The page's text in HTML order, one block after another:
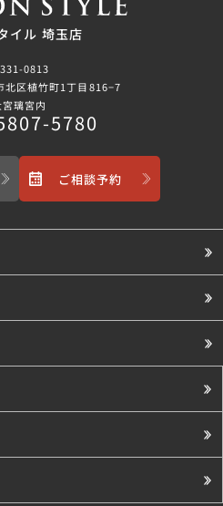
イル 埼玉店
0813
北区植竹町1丁目816−7
宮璃宮内
5780
ご相談予約